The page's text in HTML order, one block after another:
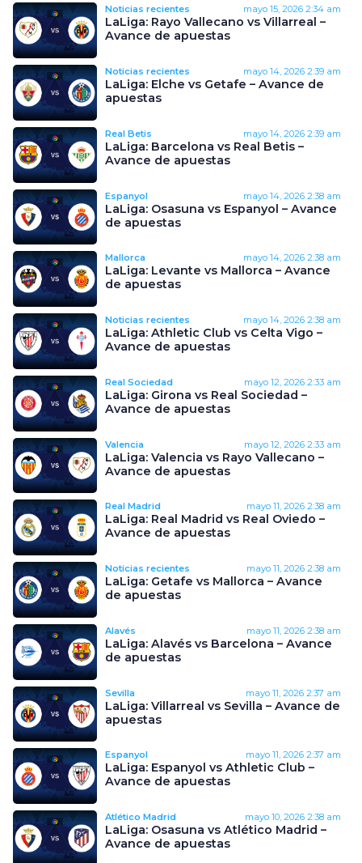
Noticias recientes mayo 15, 2026 2:34 am
LaLiga: Rayo Vallecano vs Villarreal –
Avance de apuestas
Noticias recientes mayo 14, 2026 2:39 am
LaLiga: Elche vs Getafe – Avance de
apuestas
Real Betis mayo 14, 2026 2:39 am
LaLiga: Barcelona vs Real Betis –
Avance de apuestas
Espanyol mayo 14, 2026 2:38 am
LaLiga: Osasuna vs Espanyol – Avance
de apuestas
Mallorca mayo 14, 2026 2:38 am
LaLiga: Levante vs Mallorca – Avance
de apuestas
Noticias recientes mayo 14, 2026 2:38 am
LaLiga: Athletic Club vs Celta Vigo –
Avance de apuestas
Real Sociedad mayo 12, 2026 2:33 am
LaLiga: Girona vs Real Sociedad –
Avance de apuestas
Valencia mayo 12, 2026 2:33 am
LaLiga: Valencia vs Rayo Vallecano –
Avance de apuestas
Real Madrid mayo 11, 2026 2:38 am
LaLiga: Real Madrid vs Real Oviedo –
Avance de apuestas
Noticias recientes mayo 11, 2026 2:38 am
LaLiga: Getafe vs Mallorca – Avance
de apuestas
Alavés mayo 11, 2026 2:38 am
LaLiga: Alavés vs Barcelona – Avance
de apuestas
Sevilla mayo 11, 2026 2:37 am
LaLiga: Villarreal vs Sevilla – Avance de
apuestas
Espanyol mayo 11, 2026 2:37 am
LaLiga: Espanyol vs Athletic Club –
Avance de apuestas
Atlético Madrid mayo 10, 2026 2:38 am
LaLiga: Osasuna vs Atlético Madrid –
Avance de apuestas